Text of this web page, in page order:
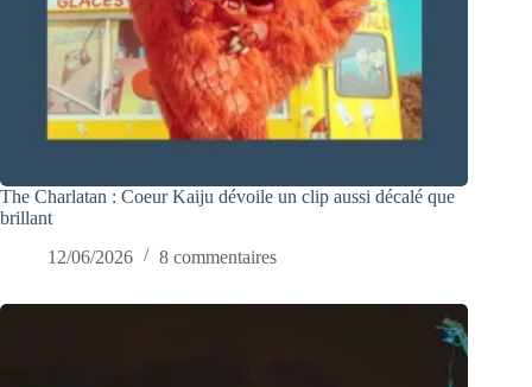
The Charlatan : Coeur Kaiju dévoile un clip aussi décalé que
brillant
12/06/2026
8 commentaires